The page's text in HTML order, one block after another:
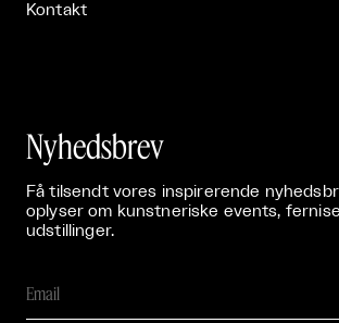
Kontakt
Nyhedsbrev
Få tilsendt vores inspirerende
oplyser om kunstneriske events,
udstillinger.